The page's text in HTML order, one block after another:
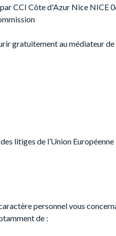
CCI Côte d'Azur Nice NICE
gratuitement au médiateur
litiges de l’Union Européenne
personnel vous
de :